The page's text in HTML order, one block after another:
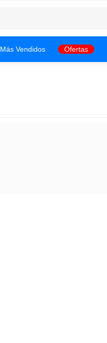
Más Vendidos Ofertas